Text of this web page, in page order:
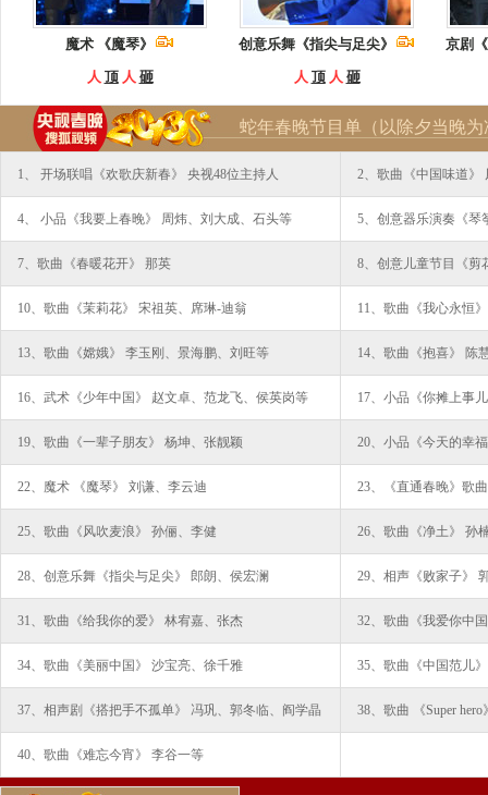
魔术 《魔琴》
人 顶 人 砸
创意乐舞《指尖与足尖》
人 顶 人 砸
京剧
蛇年春晚节目单（以除夕当晚为
1、 开场联唱《欢歌庆新春》 央视48位主持人 2、歌曲《中国味道》
4、 小品《我要上春晚》 周炜、刘大成、石头等 5、创意器乐演奏《琴
7、歌曲《春暖花开》 那英 8、创意儿童节目《剪
10、歌曲《茉莉花》 宋祖英、席琳-迪翁 11、歌曲《我心永恒
13、歌曲《嫦娥》 李玉刚、景海鹏、刘旺等 14、歌曲《抱喜》 陈
16、武术《少年中国》 赵文卓、范龙飞、侯英岗等 17、小品《你摊上事
19、歌曲《一辈子朋友》 杨坤、张靓颖 20、小品《今天的幸
22、魔术 《魔琴》 刘谦、李云迪 23、《直通春晚》歌
25、歌曲《风吹麦浪》 孙俪、李健 26、歌曲《净土》 孙
28、创意乐舞《指尖与足尖》 郎朗、侯宏澜 29、相声《败家子》
31、歌曲《给我你的爱》 林宥嘉、张杰 32、歌曲《我爱你中
34、歌曲《美丽中国》 沙宝亮、徐千雅 35、歌曲《中国范儿
37、相声剧《搭把手不孤单》 冯巩、郭冬临、阎学晶 38、歌曲 《Super hero
40、歌曲《难忘今宵》 李谷一等